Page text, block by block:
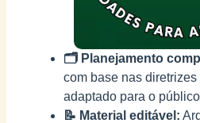
🗂️ Planejamento
com base nas
adaptado para o
📝 Material editável: